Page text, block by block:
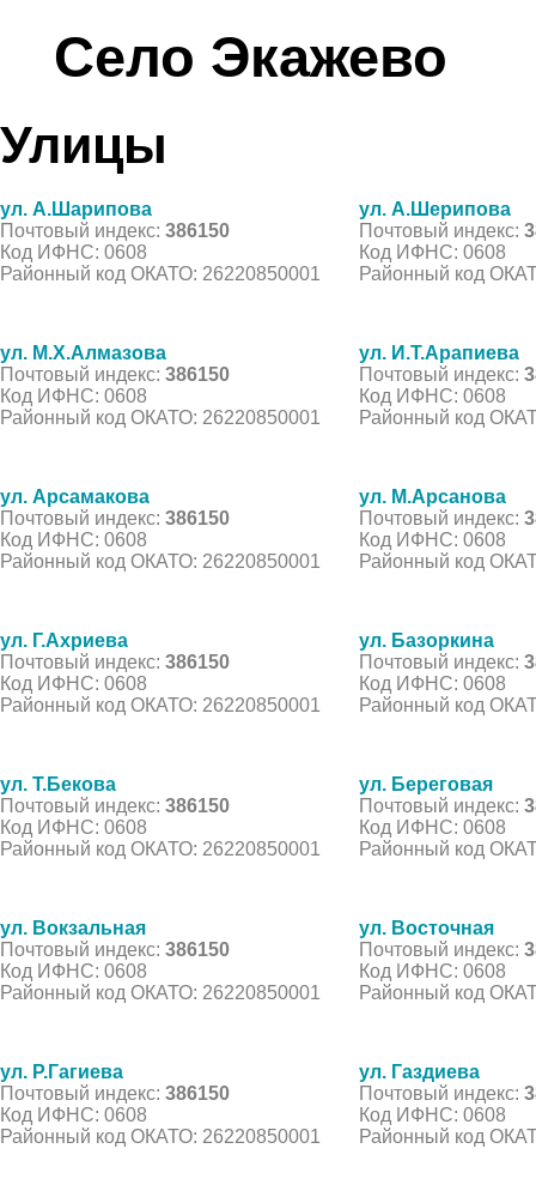
Село Экажево
Улицы
ул. А.Шарипова
Почтовый индекс: 386150
Код ИФНС: 0608
Районный код ОКАТО: 26220850001
ул. А.Шерипова
Почтовый индекс:
Код ИФНС: 0608
Районный код
ул. М.Х.Алмазова
Почтовый индекс: 386150
Код ИФНС: 0608
Районный код ОКАТО: 26220850001
ул. И.Т.Арапиева
Почтовый индекс:
Код ИФНС: 0608
Районный код
ул. Арсамакова
Почтовый индекс: 386150
Код ИФНС: 0608
Районный код ОКАТО: 26220850001
ул. М.Арсанова
Почтовый индекс:
Код ИФНС: 0608
Районный код
ул. Г.Ахриева
Почтовый индекс: 386150
Код ИФНС: 0608
Районный код ОКАТО: 26220850001
ул. Базоркина
Почтовый индекс:
Код ИФНС: 0608
Районный код
ул. Т.Бекова
Почтовый индекс: 386150
Код ИФНС: 0608
Районный код ОКАТО: 26220850001
ул. Береговая
Почтовый индекс:
Код ИФНС: 0608
Районный код
ул. Вокзальная
Почтовый индекс: 386150
Код ИФНС: 0608
Районный код ОКАТО: 26220850001
ул. Восточная
Почтовый индекс:
Код ИФНС: 0608
Районный код
ул. Р.Гагиева
Почтовый индекс: 386150
Код ИФНС: 0608
Районный код ОКАТО: 26220850001
ул. Газдиева
Почтовый индекс:
Код ИФНС: 0608
Районный код